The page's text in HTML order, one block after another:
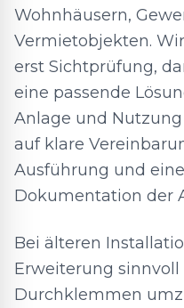
Wohnhäusern,
Vermietobjekten.
erst Sichtprüfung,
eine passende
Anlage und
auf klare
Ausführung und
Dokumentation der
Bei älteren
Erweiterung
Durchklemmen